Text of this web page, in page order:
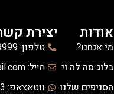
אודות
מי אנחנו?
בלוג סה לה וי
הסניפים שלנו
יצירת
טלפון: 03-6139999
מייל: celavi.hanot@gmail.com
ווטאצאפ: 03-3036333